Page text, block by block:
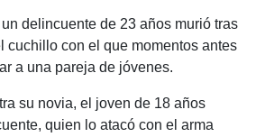
delincuente de 23 años murió tras
cuchillo con el que momentos antes
a una pareja de jóvenes.
su novia, el joven de 18 años
quien lo atacó con el arma